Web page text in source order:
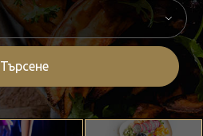
Търсене